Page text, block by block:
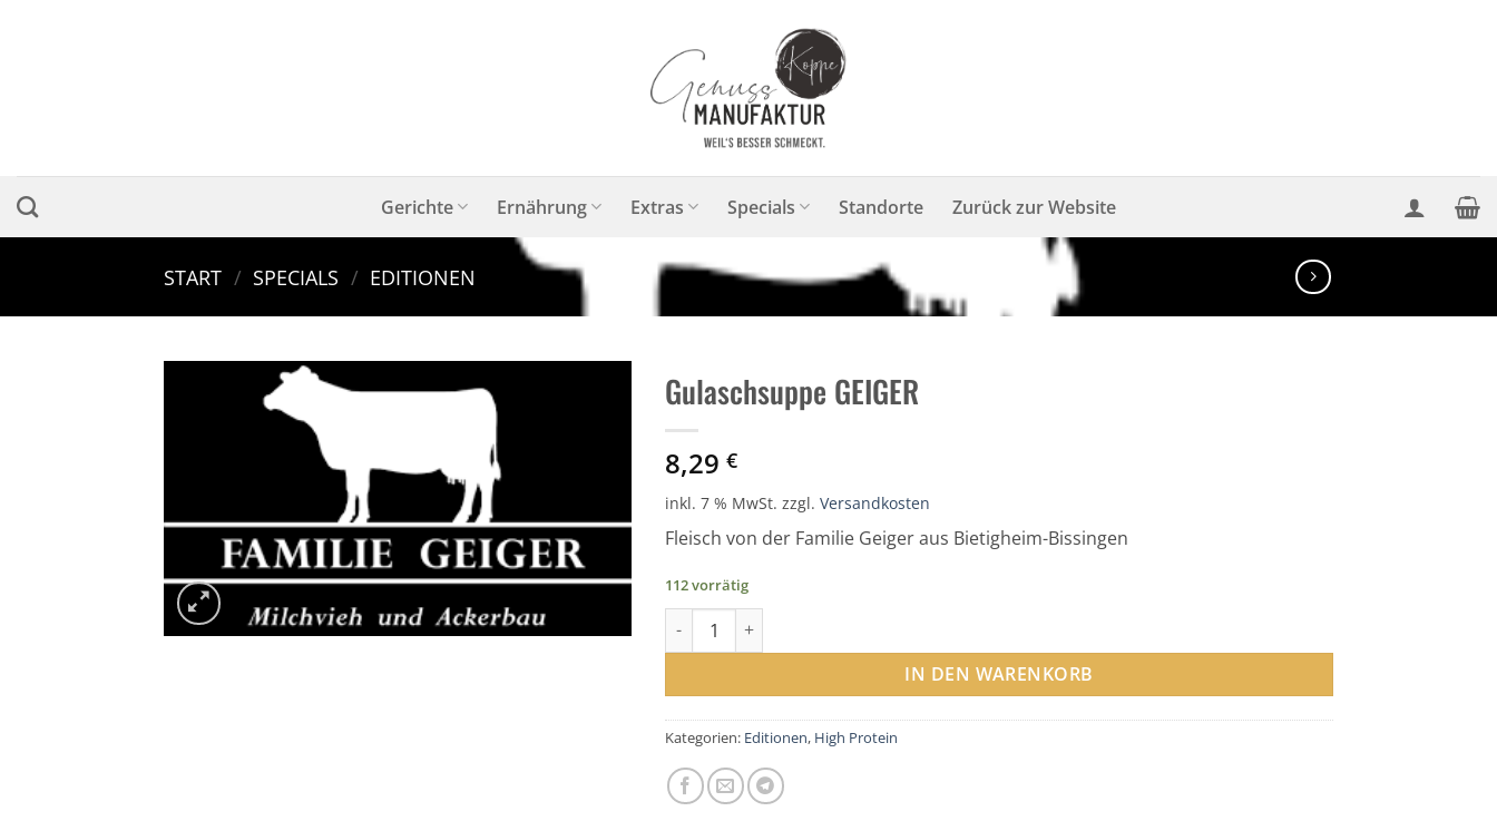
Gerichte Ernährung Extras Specials Standorte Zurück zur Website
START / SPECIALS / EDITIONEN
Gulaschsuppe GEIGER
8,29 €
inkl. 7 % MwSt. zzgl. Versandkosten
Fleisch von der Familie Geiger aus Bietigheim-Bissingen
112 vorrätig
Gulaschsuppe GEIGER Menge
IN DEN WARENKORB
Kategorien: Editionen, High Protein